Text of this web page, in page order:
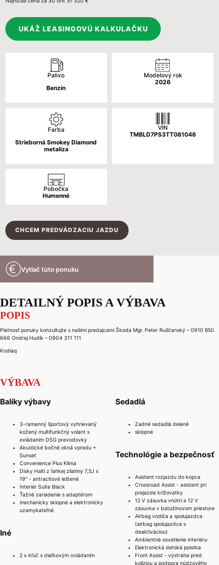
cena
bola:
56
820 €.
cena
je:
50
320 €.
UKÁŽ LEASINGOVÚ KALKULAČKU
Palivo
Benzín
Modelový rok
2026
Farba
Strieborná Smokey Diamond
metalíza
VIN
TMBLD7PS3TT081046
Pobočka
Humenné
CHCEM PREDVÁDZACIU JAZDU
Vytlač túto ponuku
DETAILNÝ POPIS A VÝBAVA
POPIS
Platnosť ponuky konzultujte s našimi predajcami Škoda Mgr. Peter Ruščanský – 0910 850
666 Ondrej Hudík – 0904 311 111
Kodiaq
VÝBAVA
Balíky výbavy
3-ramenný športový vyhrievaný
kožený multifunkčný volant s
ovládaním DSG prevodovky
Akustické bočné okná vpredu +
Sunset
Convenience Plus Klima
Disky Halti z ľahkej zliatiny 7,5J x
19" - antracitové leštené
Interiér Suite Black
Ťažné zariadenie s adaptérom
mechanicky sklopné a elektronicky
uzamykateľné
Iné
2 x kľúč s diaľkovým ovládaním
Sedadlá
Zadné sedadlá delené
sklopné
Technológie a bezpečnosť
Asistent rozjazdu do kopca
Crossroad Assist - asistent pri
prejazde križovatky
12 V zásuvka vnútri a 12 V
zásuvka v batožinovom priestore
Airbag vodiča a spolujazdca
(airbag spolujazdca s
deaktiváciou)
Ambientné osvetlenie interiéru
Elektronická detská poistka
Front Assist - výstraha pred
kolíziou a podpora núdzového